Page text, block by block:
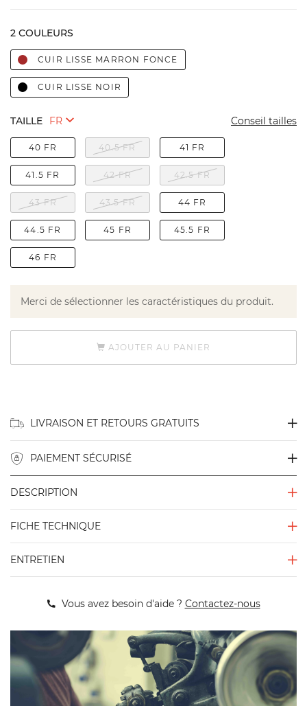
2 COULEURS
CUIR LISSE MARRON FONCE
CUIR LISSE NOIR
TAILLE Conseil tailles
40 FR 40.5 FR 41 FR
41.5 FR 42 FR 42.5 FR
43 FR 43.5 FR 44 FR
44.5 FR 45 FR 45.5 FR
46 FR
Merci de sélectionner les caractéristiques du produit.
AJOUTER AU PANIER
LIVRAISON ET RETOURS GRATUITS
PAIEMENT SÉCURISÉ
DESCRIPTION
FICHE TECHNIQUE
ENTRETIEN
Vous avez besoin d'aide ? Contactez-nous